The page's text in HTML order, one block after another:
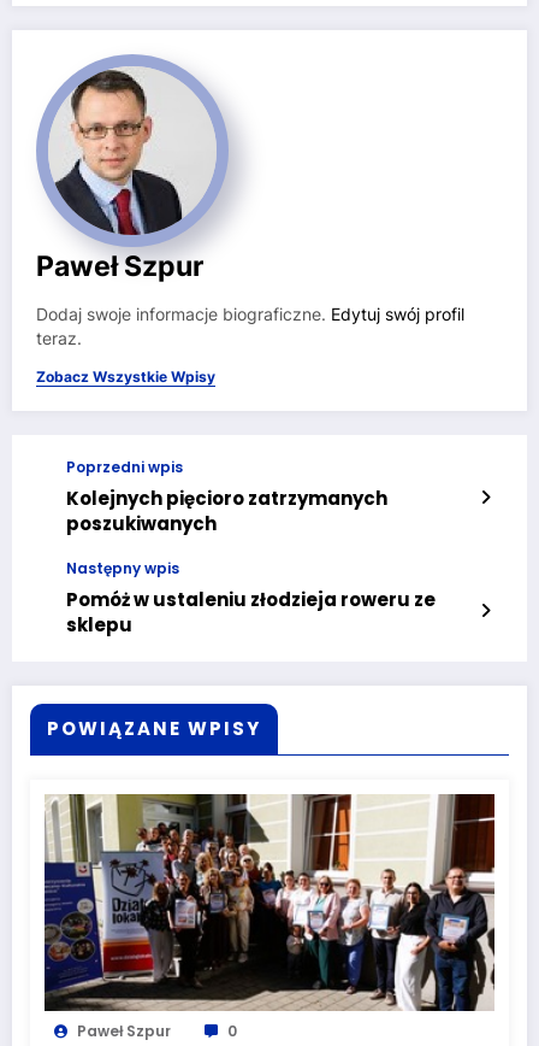
Paweł Szpur
Dodaj swoje informacje biograficzne. Edytuj swój profil
teraz.
Zobacz Wszystkie Wpisy
Poprzedni wpis
Kolejnych pięcioro zatrzymanych
poszukiwanych
Następny wpis
Pomóż w ustaleniu złodzieja roweru ze
sklepu
POWIĄZANE WPISY
Paweł Szpur 0